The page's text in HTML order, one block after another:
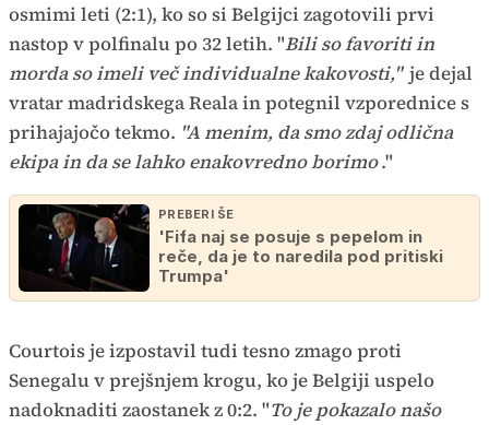
osmimi leti (2:1), ko so si Belgijci zagotovili prvi
nastop v polfinalu po 32 letih. "Bili so favoriti in
morda so imeli več individualne kakovosti," je dejal
vratar madridskega Reala in potegnil vzporednice s
prihajajočo tekmo. "A menim, da smo zdaj odlična
ekipa in da se lahko enakovredno borimo."
PREBERI ŠE
'Fifa naj se posuje s pepelom in
reče, da je to naredila pod pritiski
Trumpa'
Courtois je izpostavil tudi tesno zmago proti
Senegalu v prejšnjem krogu, ko je Belgiji uspelo
nadoknaditi zaostanek z 0:2. "To je pokazalo našo